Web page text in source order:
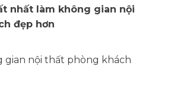
nhất làm không gian nội
đẹp hơn
gian nội thất phòng khách